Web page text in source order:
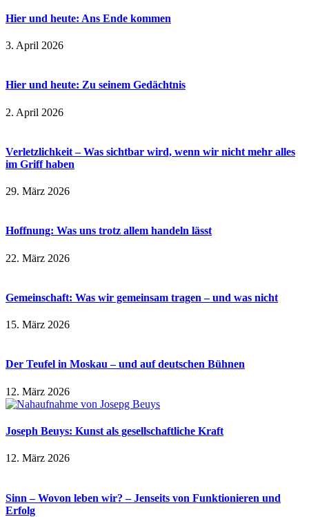
Hier und heute: Ans Ende kommen
3. April 2026
Hier und heute: Zu seinem Gedächtnis
2. April 2026
Verletzlichkeit – Was sichtbar wird, wenn wir nicht mehr alles
im Griff haben
29. März 2026
Hoffnung: Was uns trotz allem handeln lässt
22. März 2026
Gemeinschaft: Was wir gemeinsam tragen – und was nicht
15. März 2026
Der Teufel in Moskau – und auf deutschen Bühnen
12. März 2026
Joseph Beuys: Kunst als gesellschaftliche Kraft
12. März 2026
Sinn – Wovon leben wir? – Jenseits von Funktionieren und
Erfolg